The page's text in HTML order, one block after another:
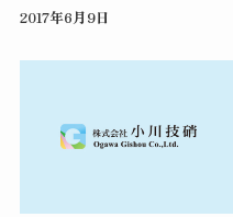
2017年6月9日